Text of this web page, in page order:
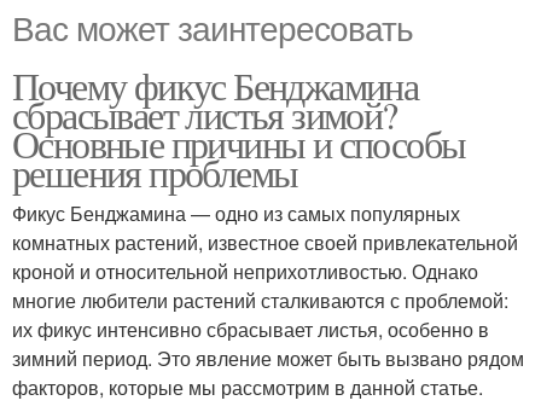
Вас может заинтересовать
Почему фикус Бенджамина
сбрасывает листья зимой?
Основные причины и способы
решения проблемы
Фикус Бенджамина — одно из самых популярных
комнатных растений, известное своей привлекательной
кроной и относительной неприхотливостью. Однако
многие любители растений сталкиваются с проблемой:
их фикус интенсивно сбрасывает листья, особенно в
зимний период. Это явление может быть вызвано рядом
факторов, которые мы рассмотрим в данной статье.